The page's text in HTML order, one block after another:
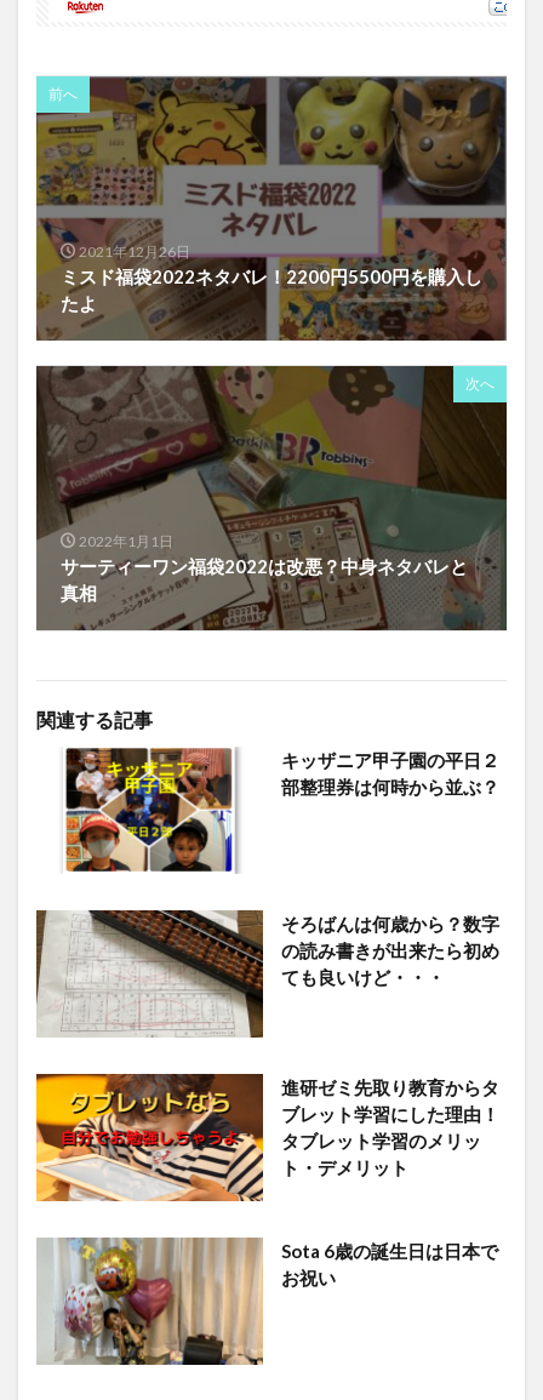
前へ
2021年12月26日
ミスド福袋2022ネタバレ！2200円5500円を購入し
たよ
次へ
2022年1月1日
サーティーワン福袋2022は改悪？中身ネタバレと
真相
関連する記事
キッザニア甲子園の平日２
部整理券は何時から並ぶ？
そろばんは何歳から？数字
の読み書きが出来たら初め
ても良いけど・・・
進研ゼミ先取り教育からタ
ブレット学習にした理由！
タブレット学習のメリッ
ト・デメリット
Sota 6歳の誕生日は日本で
お祝い